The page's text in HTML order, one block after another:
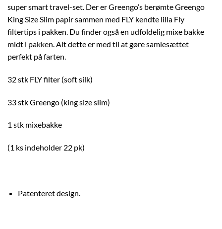
super smart travel-set. Der er Greengo’s berømte Greengo
King Size Slim papir sammen med FLY kendte lilla Fly
filtertips i pakken. Du finder også en udfoldelig mixe bakke
midt i pakken. Alt dette er med til at gøre samlesættet
perfekt på farten.
32 stk FLY filter (soft silk)
33 stk Greengo (king size slim)
1 stk mixebakke
(1 ks indeholder 22 pk)
Patenteret design.